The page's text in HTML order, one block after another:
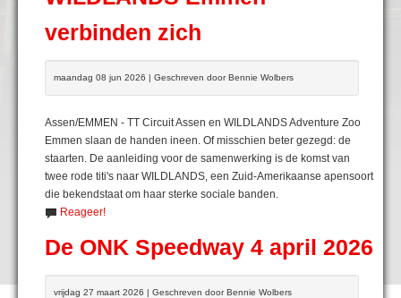
verbinden zich
maandag 08 jun 2026 | Geschreven door Bennie Wolbers
Assen/EMMEN - TT Circuit Assen en WILDLANDS Adventure Zoo
Emmen slaan de handen ineen. Of misschien beter gezegd: de
staarten. De aanleiding voor de samenwerking is de komst van
twee rode titi's naar WILDLANDS, een Zuid-Amerikaanse apensoort
die bekendstaat om haar sterke sociale banden.
Reageer!
De ONK Speedway 4 april 2026
vrijdag 27 maart 2026 | Geschreven door Bennie Wolbers